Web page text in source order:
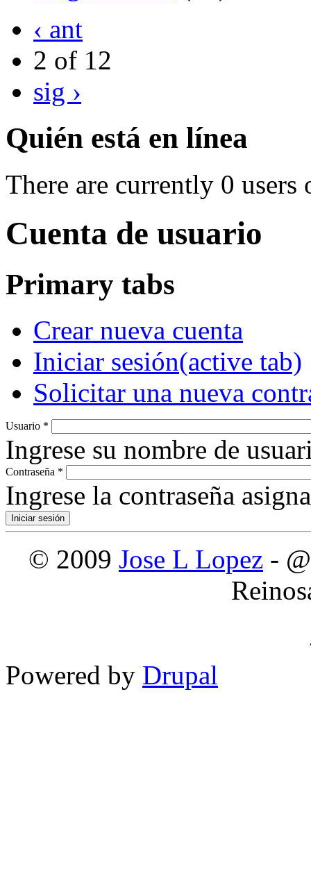
‹ ant
2 of 12
sig ›
Quién está en línea
There are currently 0 users
Cuenta de usuario
Primary tabs
Crear nueva cuenta
Iniciar sesión(active tab)
Solicitar una nueva
Usuario *
Ingrese su nombre de
Contraseña *
Ingrese la contraseña
© 2009 Jose L Lopez -
Powered by Drupal